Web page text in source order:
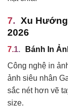
Xu
2026
Bánh In
Công nghệ in
ảnh siêu nhân
sắc nét hơn vẽ
size.